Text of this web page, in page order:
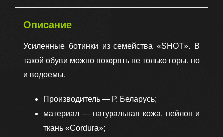
цифра
Описание
Усиленные ботинки из семейства «SHOT». В
такой обуви можно покорять не только горы, но
и водоемы.
Производитель — Р. Беларусь;
материал — натуральная кожа, нейлон и
ткань «Cordura»;